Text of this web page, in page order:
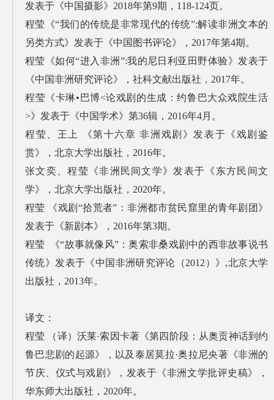
发表于《中国摄影》2018年第9期，118-124页。
程莹《“我们的传统是非常现代的传统”:解读非洲文本的
另类方式》发表于《中国图书评论》，2017年第4期。
程莹《如何“进入非洲”:我的尼日利亚田野体验》发表于
《中国非洲研究评论》，社科文献出版社，2017年。
程莹《卡琳•巴博<论戏剧的生成：约鲁巴大众戏院生活
>》发表于《中国学术》第36辑，2016年4月。
程莹、王上 《第十六章 非洲戏剧》发表于《戏剧鉴
赏》，北京大学出版社，2016年。
张文奕、程莹《非洲民间文学》发表于《东方民间文
学》，北京大学出版社，2020年。
程莹 《戏剧“拾荒者”：非洲都市贫民窟里的青年剧团》
发表于《新剧本》，2016年第3期。
程莹 《“故事就像风”：奥索非桑戏剧中的西非故事说书
传统》发表于《中国非洲研究评论（2012）》,北京大学
出版社，2013年。
译文：
程莹 （译）沃莱·索因卡著《第四阶段：从奥贡神话到约
鲁巴悲剧的起源》，以及泰居莫拉·奥拉尼央著《非洲的
节庆、仪式与戏剧》，发表于《非洲文学批评史稿》，
华东师大出版社，2020年。